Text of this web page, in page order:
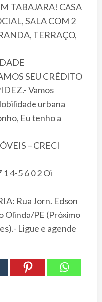
TABAJARA! CASA
SALA COM 2
TERRAÇO,
SEU CRÉDITO
Vamos
urbana
Eu tenho a
– CRECI
1 4-5 6 0 2 Oi
Rua Jorn. Edson
Olinda/PE (Próximo
Ligue e agende